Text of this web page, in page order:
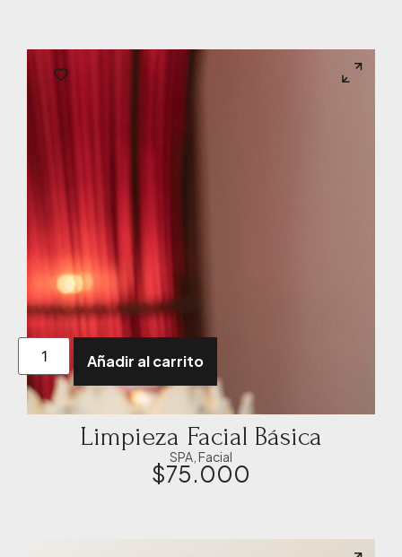
Añadir al carrito
Limpieza Facial Básica
SPA Facial
$75.000